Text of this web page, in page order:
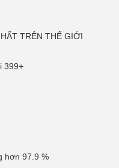
TRÊN THẾ GIỚI
399+
hơn 97.9 %